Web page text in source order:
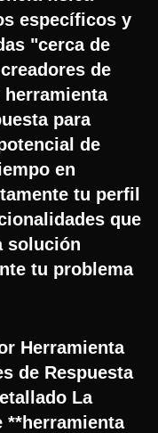
específicos y
"cerca de
de
para
de
en
tu perfil
que
solución
tu problema
Herramienta
de Respuesta
La
**herramienta